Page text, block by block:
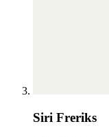
Siri Freriks